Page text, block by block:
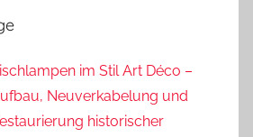
im Stil Art Déco –
Neuverkabelung und
historischer